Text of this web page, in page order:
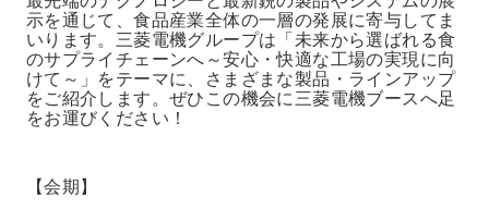
示を通じて、食品産業全体の一層の発展に寄与してま
いります。三菱電機グループは「未来から選ばれる食
のサプライチェーンへ～安心・快適な工場の実現に向
けて～」をテーマに、さまざまな製品・ラインアップ
をご紹介します。ぜひこの機会に三菱電機ブースへ足
をお運びください！
【会期】